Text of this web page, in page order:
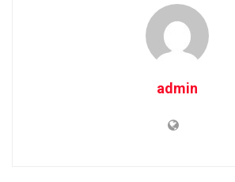
admin